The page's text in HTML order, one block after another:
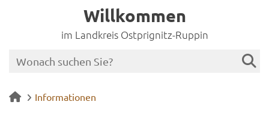
Willkommen
im Landkreis Ostprignitz-Ruppin
Informationen